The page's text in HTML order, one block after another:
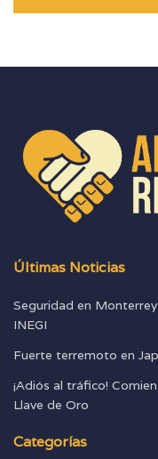
Últimas Noticias
Seguridad en
INEGI
Fuerte terremoto en
¡Adiós al tráfico!
Llave de Oro
Categorías